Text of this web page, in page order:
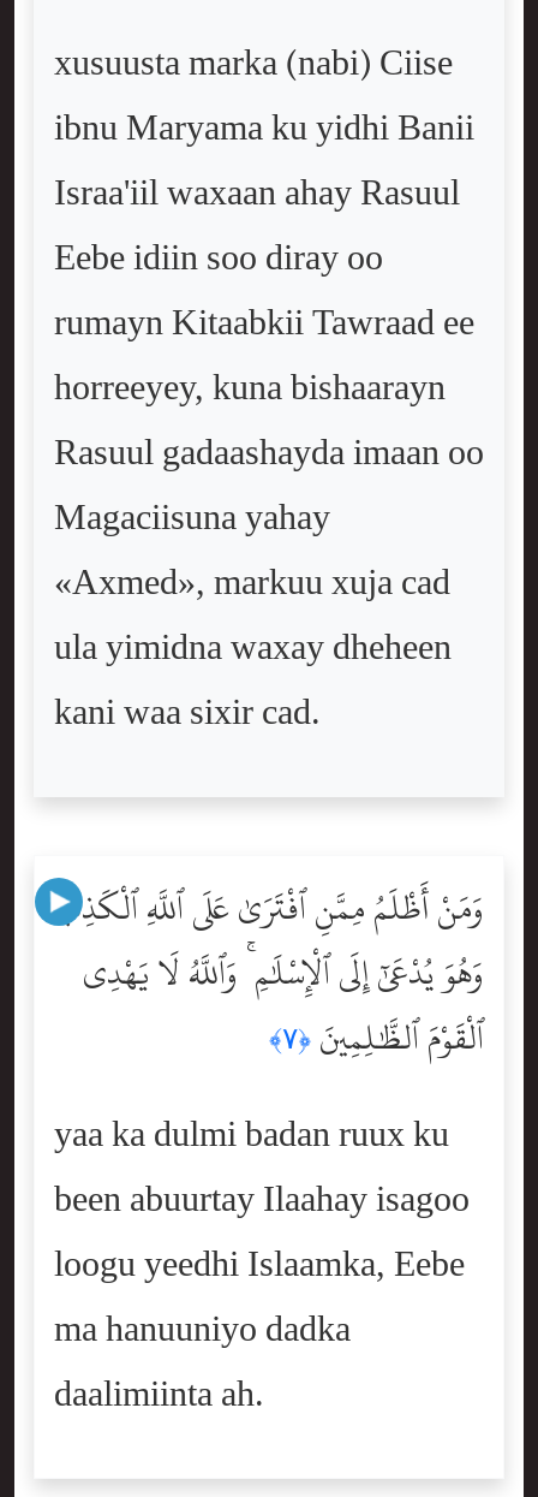
xusuusta marka (nabi) Ciise
ibnu Maryama ku yidhi Banii
Israa'iil waxaan ahay Rasuul
Eebe idiin soo diray oo
rumayn Kitaabkii Tawraad ee
horreeyey, kuna bishaarayn
Rasuul gadaashayda imaan oo
Magaciisuna yahay
«Axmed», markuu xuja cad
ula yimidna waxay dheheen
kani waa sixir cad.
وَمَنْ أَظْلَمُ مِمَّنِ ٱفْتَرَىٰ عَلَى ٱللَّهِ ٱلْكَذِبَ
وَهُوَ يُدْعَىٰٓ إِلَى ٱلْإِسْلَٰمِ ۚ وَٱللَّهُ لَا يَهْدِى
ٱلْقَوْمَ ٱلظَّٰلِمِينَ ﴿٧﴾
yaa ka dulmi badan ruux ku
been abuurtay Ilaahay isagoo
loogu yeedhi Islaamka, Eebe
ma hanuuniyo dadka
daalimiinta ah.